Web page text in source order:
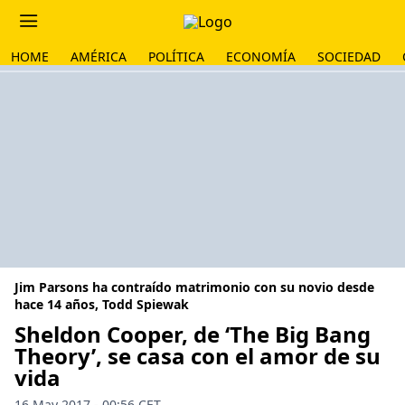
HOME AMÉRICA POLÍTICA ECONOMÍA SOCIEDAD
Jim Parsons ha contraído matrimonio con su novio desde
hace 14 años, Todd Spiewak
Sheldon Cooper, de ‘The Big Bang
Theory’, se casa con el amor de su
vida